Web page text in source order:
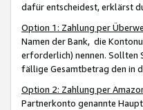
dafür entscheidest, erklärst
Option 1: Zahlung per
Namen der Bank, die
erforderlich) nennen. Sollten
fällige Gesamtbetrag den in
Option 2: Zahlung per
Partnerkonto genannte